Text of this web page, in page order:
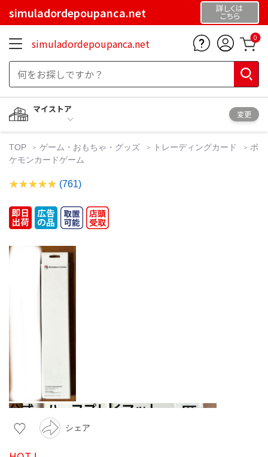
simuladordepoupanca.net 詳しくは
こちら
simuladordepoupanca.net 0
マイストア
変更
TOP ゲーム・おもちゃ・グッズ トレーディングカード
ポ
ケモンカードゲーム
(761)
シェア